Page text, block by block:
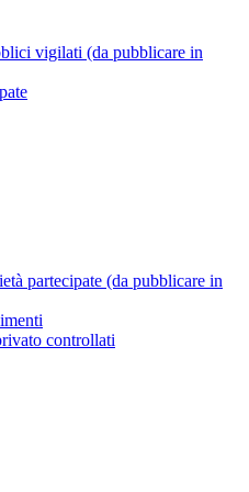
vigilati (da pubblicare in
partecipate (da pubblicare in
controllati